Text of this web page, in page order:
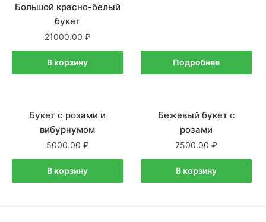
Большой красно-белый
букет
21000.00
В корзину Подробнее
В наличии
Букет с розами и
вибурнумом
5000.00
В корзину
В наличии
Бежевый букет с
розами
7500.00
В корзину